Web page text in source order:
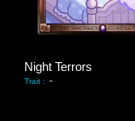
Night Terrors
Trait : -